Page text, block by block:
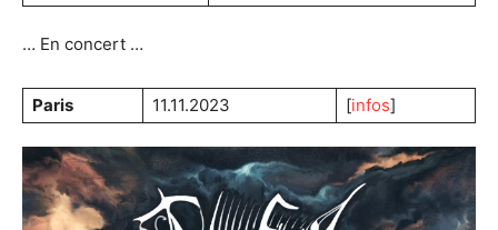
… En concert …
Paris 11.11.2023 [infos]